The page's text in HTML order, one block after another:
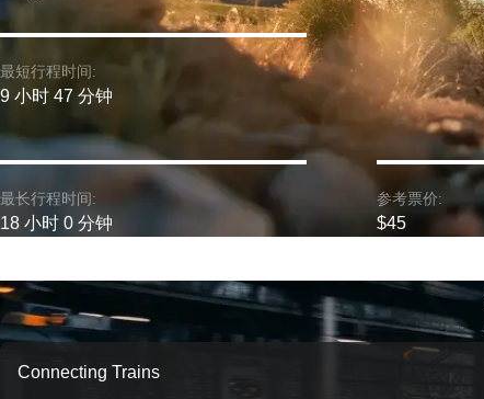
最短行程时间:
9 小时 47 分钟
最长行程时间:
18 小时 0 分钟
参考票价:
$45
Connecting Trains